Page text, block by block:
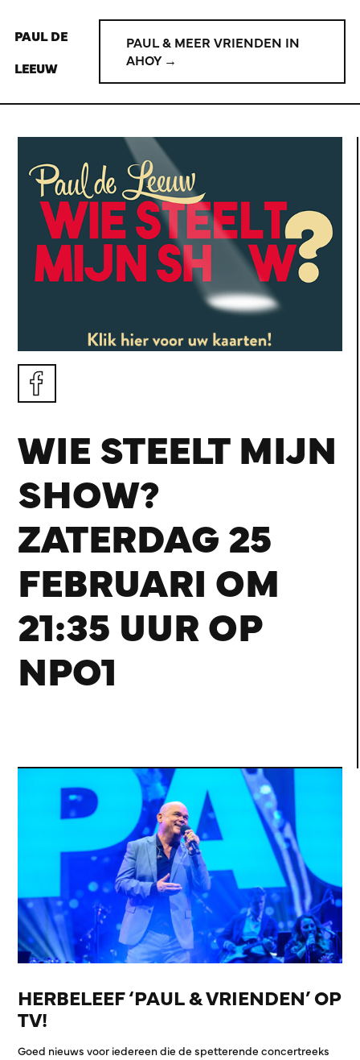
PAUL DE
LEEUW
PAUL & MEER VRIENDEN IN
AHOY →
WIE STEELT MIJN
SHOW?
ZATERDAG 25
FEBRUARI OM
21:35 UUR OP
NPO1
HERBELEEF ‘PAUL & VRIENDEN’ OP
TV!
Goed nieuws voor iedereen die de spetterende concertreeks